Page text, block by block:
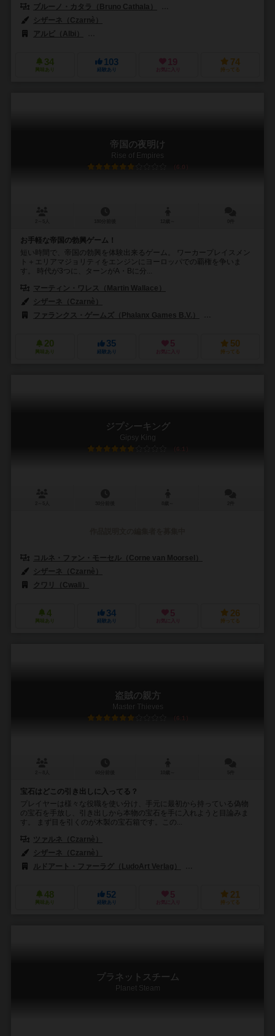
ブルーノ・カタラ（Bruno Cathala）
シザーネ（Czarnè）
アルビ（Albi）
34
興味あり
103
経験あり
19
お気に入り
74
持ってる
帝国の夜明け
Rise of Empires
6.0
お手軽な帝国の勃興ゲーム！
短い時間で、帝国の勃興を体験出来るゲーム。 ワーカープレイスメン
ト＋エリアマジョリティをエンジンにヨーロッパでの覇権を争いま
す。 時代が3つに、ターンがA・Bに分...
マーティン・ワレス（Martin Wallace）
シザーネ（Czarnè）
ファランクス・ゲームズ（Phalanx Games B.V.）
20
興味あり
35
経験あり
5
お気に入り
50
持ってる
ジプシーキング
Gipsy King
6.1
コルネ・ファン・モーセル（Corne van Moorsel）
シザーネ（Czarnè）
クワリ（Cwali）
4
興味あり
34
経験あり
5
お気に入り
26
持ってる
盗賊の親方
Master Thieves
6.1
宝石はどこの引き出しに入ってる？
プレイヤーは様々な役職を使い分け、手元に最初から持っている偽物
の宝石を手放し、引き出しから本物の宝石を手に入れようと目論みま
す。 まず目を引くのが木製の宝石箱です。この...
ツァルネ（Czarnè）
シザーネ（Czarnè）
ルドアート・ファーラグ（LudoArt Verlag）
48
興味あり
52
経験あり
5
お気に入り
21
持ってる
プラネットスチーム
Planet Steam